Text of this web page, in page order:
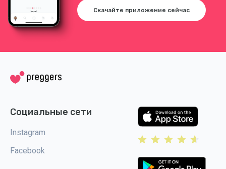
Скачайте приложение сейчас
Социальные сети
Instagram
Facebook